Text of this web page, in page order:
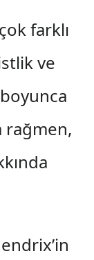
farklı
ve
rağmen,